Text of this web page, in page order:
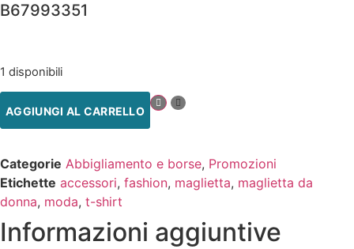
B67993351
1 disponibili
AGGIUNGI AL CARRELLO
Categorie Abbigliamento e borse, Promozioni
Etichette accessori, fashion, maglietta, maglietta da
donna, moda, t-shirt
Informazioni aggiuntive